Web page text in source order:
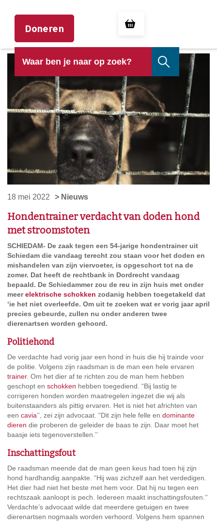
Doneren
18 mei 2022 > Nieuws
Hondentrainer verdacht van doden hond
met stroomstoten
SCHIEDAM- De zaak tegen een 54-jarige hondentrainer uit
Schiedam die vandaag terecht zou staan voor het doden en
mishandelen van zijn viervoeter, is opgeschort tot na de
zomer. Dat heeft de rechtbank in Dordrecht vandaag
bepaald. De Schiedammer zou de reu in zijn huis met onder
meerelektrische schokken zodanig hebben toegetakeld dat
‘ie het niet overleefde. Om uit te zoeken wat er vorig jaar april
precies gebeurde, zullen nu onder anderen twee
dierenartsen worden gehoord.
Politiehond
De verdachte had vorig jaar een hond in huis die hij trainde voor
de politie. Volgens zijn raadsman is de man een hele ervaren
trainer. Om het dier af te richten zou de man hem hebben
geschopt en schokken hebben toegediend. “Bij lastig te
corrigeren honden worden maatregelen ingezet die wij als
buitenstaanders als pittig ervaren. Het is niet het africhten van
een cavia’’, zei zijn advocaat. “Dit zijn hele felle en dominante
dieren die proberen de geleider de baas te zijn. Daar moet het
baasje iets tegenoverstellen.’’
Inschattingsfout
De raadsman meende dat de man geen keus had toen hij zijn
hond hardhandig aanpakte. “Hij was zichzelf aan het verdedigen.
Het dier had niet het beste met hem voor. Dat hij nu tegen een
rechtszaak aanloopt is pech. Iedereen maakt inschattingsfouten.’’
Verdachte’s advocaat wilde dat meerdere getuigen en twee
dierenartsen nogmaals worden verhoord. Volgens hem spannen